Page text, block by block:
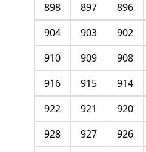
896
897
898
902
903
904
908
909
910
914
915
916
920
921
922
926
927
928